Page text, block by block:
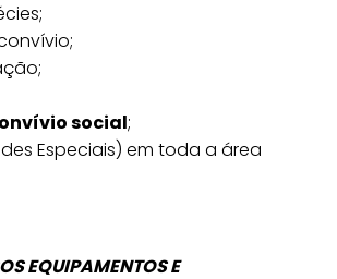
social;
Especiais) em toda a área
EQUIPAMENTOS E